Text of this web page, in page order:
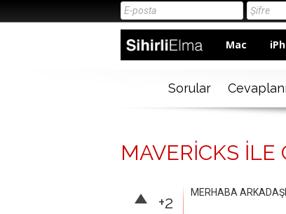
Mac
Sorular
MAVERİCKS İLE
+2 MERHABA